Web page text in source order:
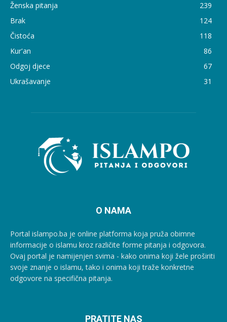
Ženska pitanja
239
Brak
124
Čistoća
118
Kur'an
86
Odgoj djece
67
Ukrašavanje
31
O NAMA
Portal islampo.ba je online platforma koja pruža obimne
informacije o islamu kroz različite forme pitanja i odgovora.
Ovaj portal je namijenjen svima - kako onima koji žele proširiti
svoje znanje o islamu, tako i onima koji traže konkretne
odgovore na specifična pitanja.
PRATITE NAS